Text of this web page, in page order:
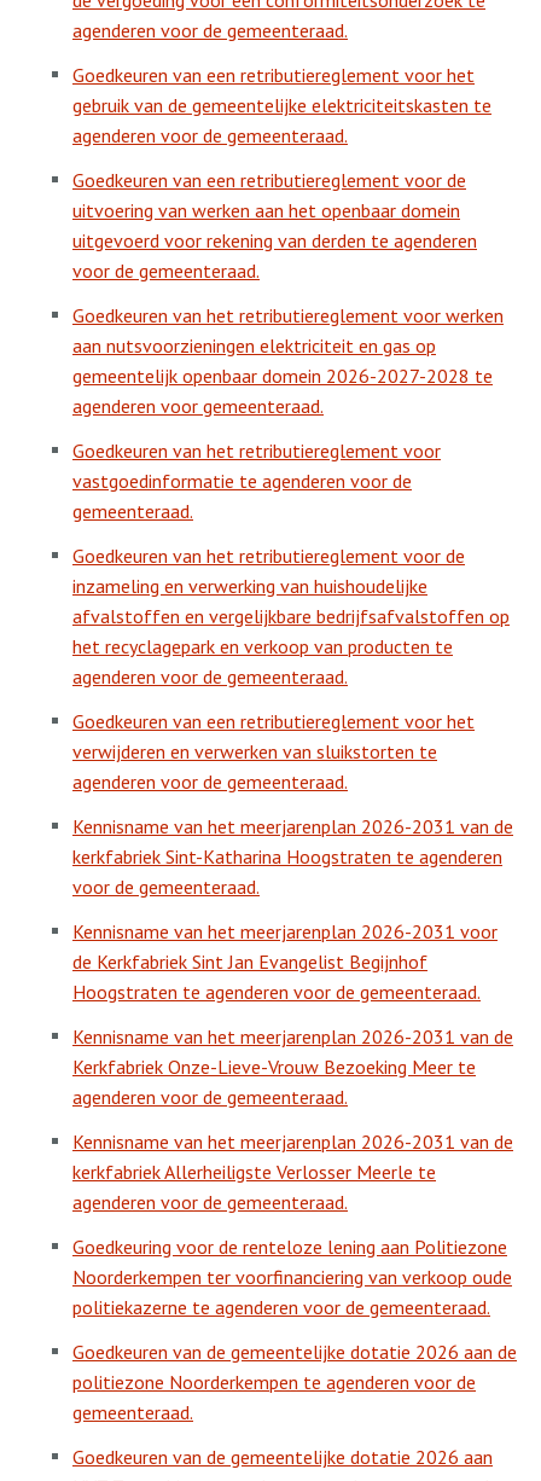
agenderen voor de gemeenteraad.
Goedkeuren van een retributiereglement voor het
gebruik van de gemeentelijke elektriciteitskasten te
agenderen voor de gemeenteraad.
Goedkeuren van een retributiereglement voor de
uitvoering van werken aan het openbaar domein
uitgevoerd voor rekening van derden te agenderen
voor de gemeenteraad.
Goedkeuren van het retributiereglement voor werken
aan nutsvoorzieningen elektriciteit en gas op
gemeentelijk openbaar domein 2026-2027-2028 te
agenderen voor gemeenteraad.
Goedkeuren van het retributiereglement voor
vastgoedinformatie te agenderen voor de
gemeenteraad.
Goedkeuren van het retributiereglement voor de
inzameling en verwerking van huishoudelijke
afvalstoffen en vergelijkbare bedrijfsafvalstoffen op
het recyclagepark en verkoop van producten te
agenderen voor de gemeenteraad.
Goedkeuren van een retributiereglement voor het
verwijderen en verwerken van sluikstorten te
agenderen voor de gemeenteraad.
Kennisname van het meerjarenplan 2026-2031 van de
kerkfabriek Sint-Katharina Hoogstraten te agenderen
voor de gemeenteraad.
Kennisname van het meerjarenplan 2026-2031 voor
de Kerkfabriek Sint Jan Evangelist Begijnhof
Hoogstraten te agenderen voor de gemeenteraad.
Kennisname van het meerjarenplan 2026-2031 van de
Kerkfabriek Onze-Lieve-Vrouw Bezoeking Meer te
agenderen voor de gemeenteraad.
Kennisname van het meerjarenplan 2026-2031 van de
kerkfabriek Allerheiligste Verlosser Meerle te
agenderen voor de gemeenteraad.
Goedkeuring voor de renteloze lening aan Politiezone
Noorderkempen ter voorfinanciering van verkoop oude
politiekazerne te agenderen voor de gemeenteraad.
Goedkeuren van de gemeentelijke dotatie 2026 aan de
politiezone Noorderkempen te agenderen voor de
gemeenteraad.
Goedkeuren van de gemeentelijke dotatie 2026 aan